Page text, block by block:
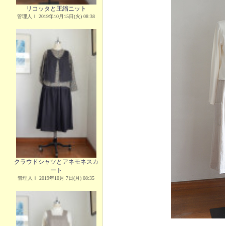
リコッタと圧縮ニット
管理人Ｉ 2019年10月15日(火) 08:38
クラウドシャツとアネモネスカ
ート
管理人Ｉ 2019年10月 7日(月) 08:35